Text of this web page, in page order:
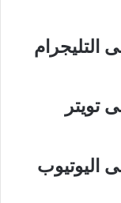
التليجرام
تويتر
اليوتيوب